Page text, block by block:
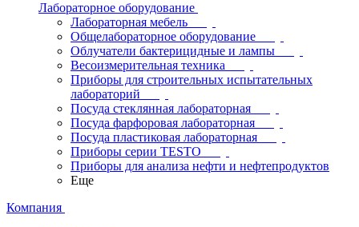
Лабораторное оборудование
Лабораторная мебель
Общелабораторное оборудование
Облучатели бактерицидные и лампы
Весоизмерительная техника
Приборы для строительных испытательных
лабораторий
Посуда стеклянная лабораторная
Посуда фарфоровая лабораторная
Посуда пластиковая лабораторная
Приборы серии TESTO
Приборы для анализа нефти и нефтепродуктов
Еще
Компания